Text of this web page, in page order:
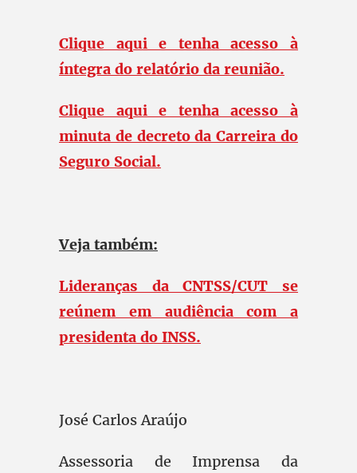
Clique aqui e tenha acesso à
íntegra do relatório da reunião.
Clique aqui e tenha acesso à
minuta de decreto da Carreira do
Seguro Social.
Veja também:
Lideranças da CNTSS/CUT se
reúnem em audiência com a
presidenta do INSS.
José Carlos Araújo
Assessoria de Imprensa da